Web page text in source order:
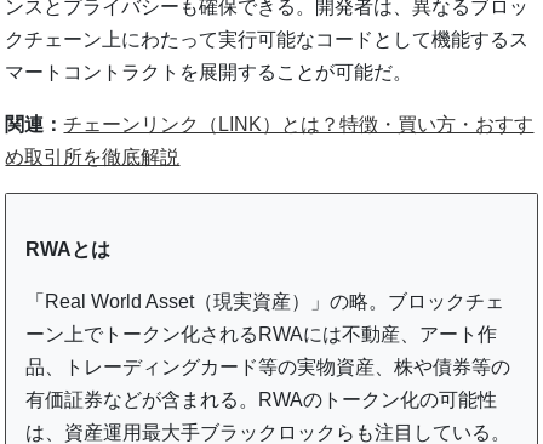
ンスとプライバシーも確保できる。開発者は、異なるブロッ
クチェーン上にわたって実行可能なコードとして機能するス
マートコントラクトを展開することが可能だ。
関連：チェーンリンク（LINK）とは？特徴・買い方・おすす
め取引所を徹底解説
RWAとは
「Real World Asset（現実資産）」の略。ブロックチェ
ーン上でトークン化されるRWAには不動産、アート作
品、トレーディングカード等の実物資産、株や債券等の
有価証券などが含まれる。RWAのトークン化の可能性
は、資産運用最大手ブラックロックらも注目している。